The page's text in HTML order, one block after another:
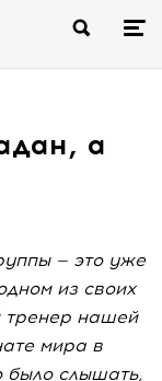
а
— это уже
из своих
тренер нашей
мира в
было слышать,